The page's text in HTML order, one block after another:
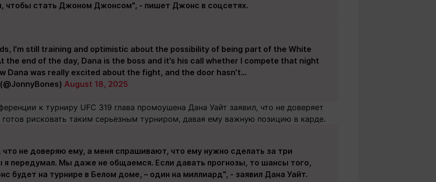
чтобы стать Джоном Джонсом", - пишет Джонс в соцсетях.
I’m still training and optimistic about the possibility of being part of the White
the end of the day, Dana is the boss and it’s his call whether I compete that night
Dana was really excited about the fight, and the door hasn’t…
August 18, 2025
к турниру UFC 319 глава промоушена Дана Уайт заявил, что не доверяет
рисковать таким серьезным турниром, давая ему важную позицию в карде.
что не доверяю ему, а меня спрашивают, что ему нужно сделать за три
я передумал. Мы даже не общаемся. Если давать прогнозы, то шансы того,
будет на турнире в Белом доме, – один на миллиард", - заявил Дана Уайт.